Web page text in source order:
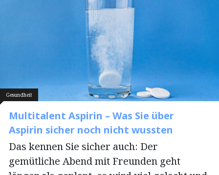
Gesundheit
Multitalent Aspirin – Was Sie über
Aspirin sicher noch nicht wussten
Das kennen Sie sicher auch: Der
gemütliche Abend mit Freunden geht